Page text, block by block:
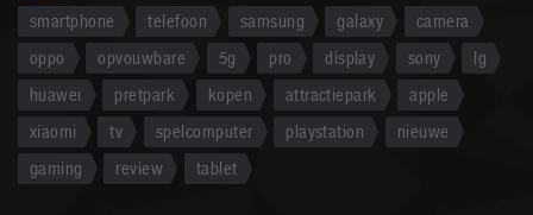
smartphone telefoon samsung galaxy
camera
oppo
opvouwbare 5g pro display sony
lg
huawei
pretpark kopen attractiepark
apple
xiaomi
tv spelcomputer playstation
nieuwe
gaming
review tablet